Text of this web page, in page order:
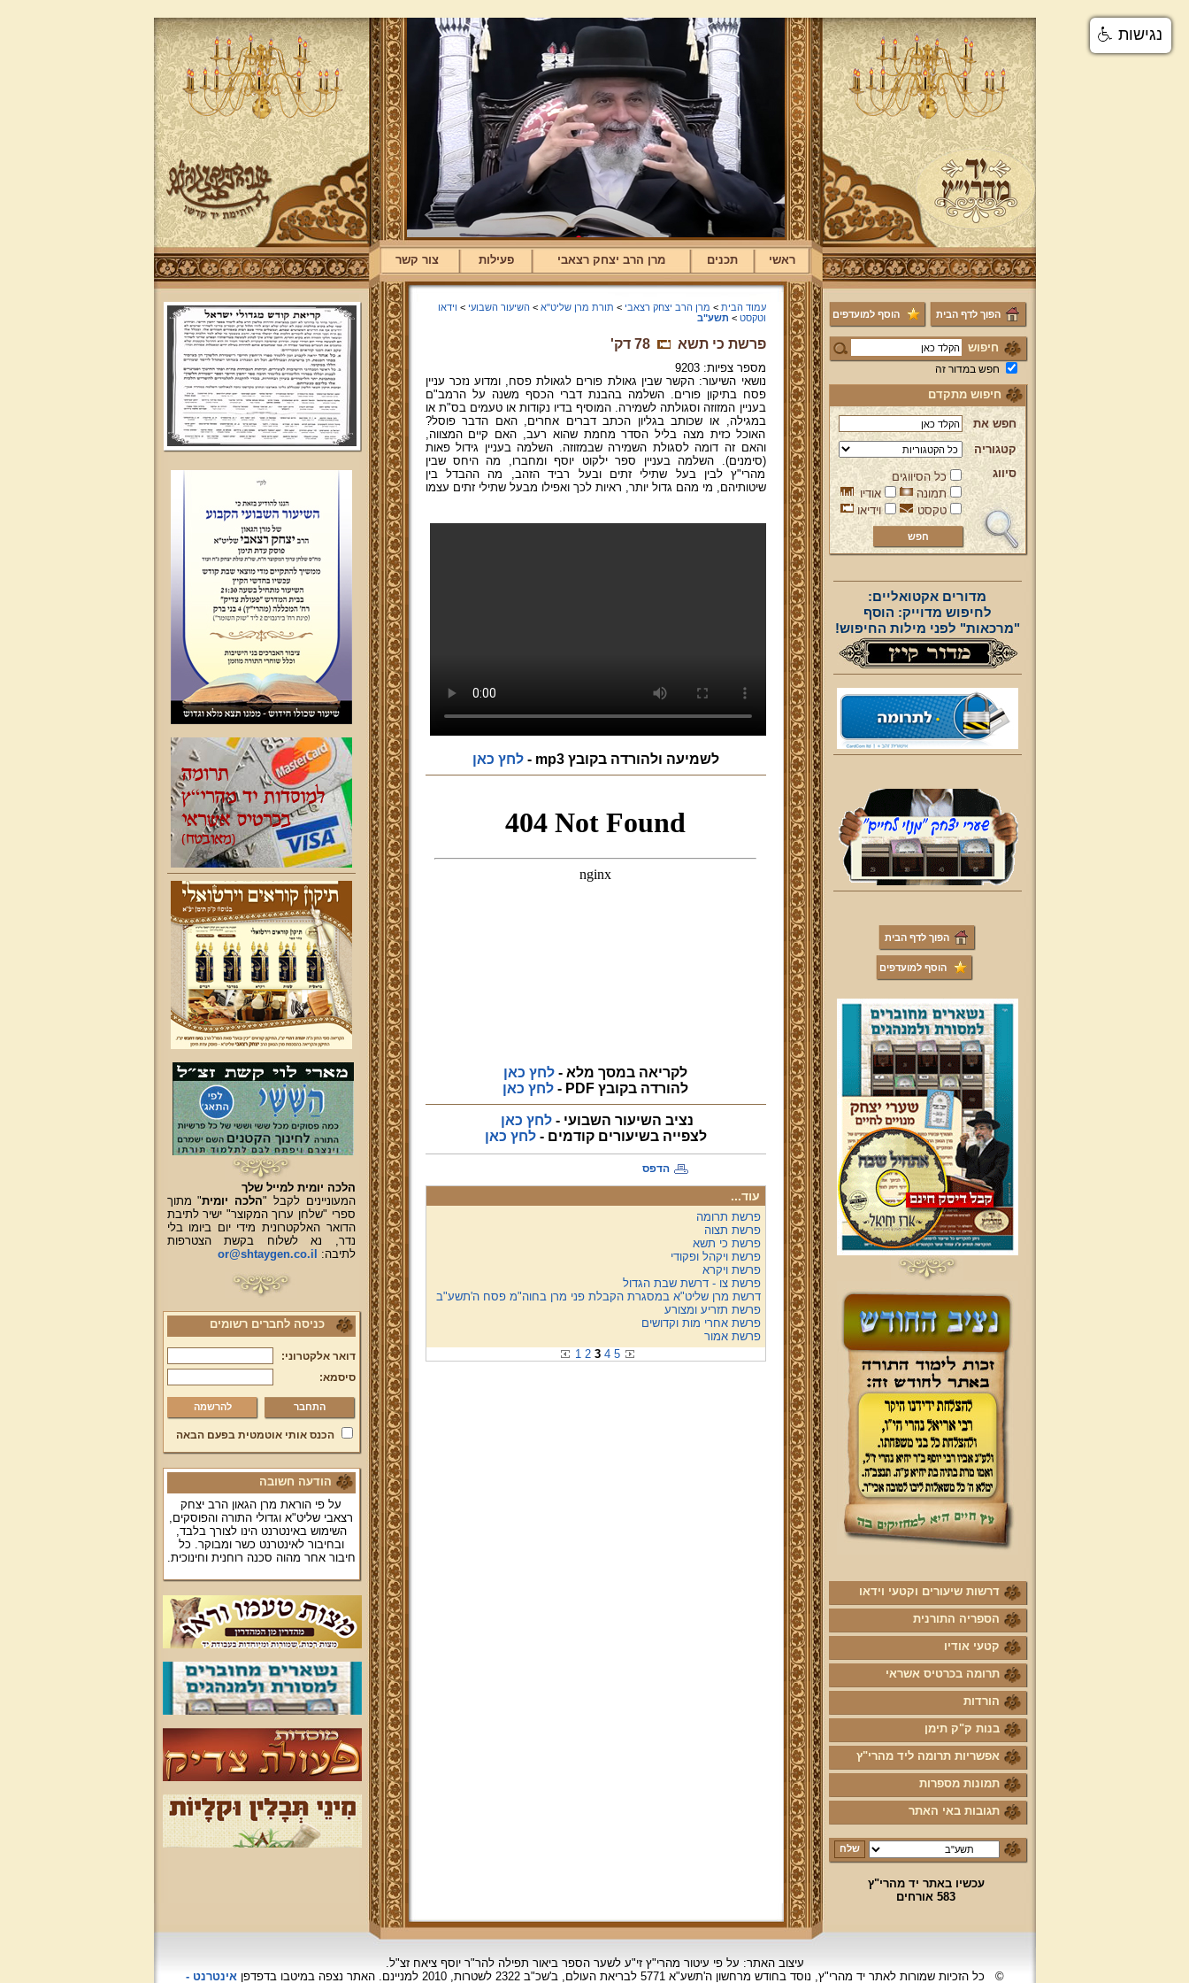
ראשי תכנים מרן הרב יצחק רצאבי פעילות צור קשר
הפוך לדף הבית הוסף למועדפים
חיפוש
חפש במדור זה
חיפוש מתקדם
חפש את
קטגוריה
סיווג
כל הסיווגים
תמונה
אודיו
טקסט
וידיאו
מדורים אקטואליים:
לחיפוש מדוייק: הוסף
"מרכאות" לפני מילות החיפוש!
הפוך לדף הבית
הוסף למועדפים
דרשות שיעורים וקטעי וידאו
הספריה התורנית
קטעי אודיו
תרומה בכרטיס אשראי
הורדות
בנות ק"ק תימן
אפשריות תרומה ליד מהרי"ץ
תמונות מספרות
תגובות באי האתר
עכשיו באתר יד מהרי"ץ
583 אורחים
עמוד הבית > מרן הרב יצחק רצאבי > תורת מרן שליט"א > השיעור השבועי > וידאו
וטקסט > תשע"ב
פרשת כי תשא 78 דק'
מספר צפיות: 9203
נושאי השיעור: הקשר שבין גאולת פורים לגאולת פסח, ומדוע נזכר עניין
פסח בתיקון פורים. השלמה בהבנת דברי הכסף משנה על הרמב"ם
בעניין המזוזה וסגולתה לשמירה. המוסיף בדיו נקודות או טעמים בס"ת או
במגילה, או שכותב בגליון הכתב דברים אחרים, האם הדבר פוסל?
האוכל כזית מצה בליל הסדר מחמת שהוא רעב, האם קיים המצווה,
והאם זה דומה לסגולת השמירה שבמזוזה. השלמה בעניין גידול פאות
(סימנים). השלמה בעניין ספר ילקוט יוסף ומחברו, מה היחס שבין
מהרי"ץ לבין בעל שתילי זתים ובעל רביד הזהב, מה ההבדל בין
שיטותיהם, מי מהם גדול יותר, ראיות לכך ואפילו מבעל שתילי זתים עצמו
לשמיעה ולהורדה בקובץ mp3 - לחץ כאן
לקריאה במסך מלא - לחץ כאן
להורדה בקובץ PDF -
לחץ כאן
נציב השיעור השבועי - לחץ כאן
לצפייהבשיעורים קודמים -לחץ כאן
הדפס
עוד...
פרשת תרומה
פרשת תצוה
פרשת כי תשא
פרשת ויקהל ופקודי
פרשת ויקרא
פרשת צו - דרשת שבת הגדול
דרשת מרן שליט"א במסגרת הקבלת פני מרן בחוה"מ פסח ה'תשע"ב
פרשת תזריע ומצורע
פרשת אחרי מות וקדושים
פרשת אמור
1 2 3 4 5
הלכה יומית למייל שלך
המעוניינים לקבל "הלכה יומית" מתוך
ספרי "שלחן ערוך המקוצר" ישיר לתיבת
הדואר האלקטרונית מידי יום ביומו בלי
נדר, נא לשלוח בקשת הצטרפות
לתיבה:
or@shtaygen.co.il
כניסה לחברים רשומים
דואר אלקטרוני:
סיסמא:
להרשמה
הכנס אותי אוטמטית בפעם הבאה
הודעה חשובה
על פי הוראת מרן הגאון הרב יצחק
רצאבי שליט"א וגדולי התורה והפוסקים,
השימוש באינטרנט הינו לצורך בלבד,
ובחיבור לאינטרנט כשר ומבוקר. כל
חיבור אחר מהוה סכנה רוחנית וחינוכית.
עיצוב האתר: על פי עיטור מהרי"ץ זי"ע לשער הספר ביאור תפילה להר"ר יוסף ציאח זצ"ל.
©
כל הזכיות שמורות לאתר יד מהרי"ץ, נוסד בחודש מרחשוןה'תשע"א 5771 לבריאת העולם, ב'שכ"ב 2322 לשטרות, 2010 למניינם. האתר נצפהבמיטבו בדפדפןאינטרנט -
נגישות